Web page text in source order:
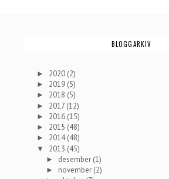
BLOGGARKIV
► 2020 (2)
► 2019 (5)
► 2018 (5)
► 2017 (12)
► 2016 (15)
► 2015 (48)
► 2014(48)
▼ 2013 (45)
► desember (1)
► november (2)